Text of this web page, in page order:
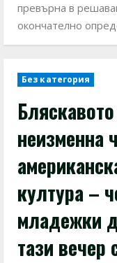
превърна в
окончателно
Без категория
неизменна
култура –
младежки
тази вечер